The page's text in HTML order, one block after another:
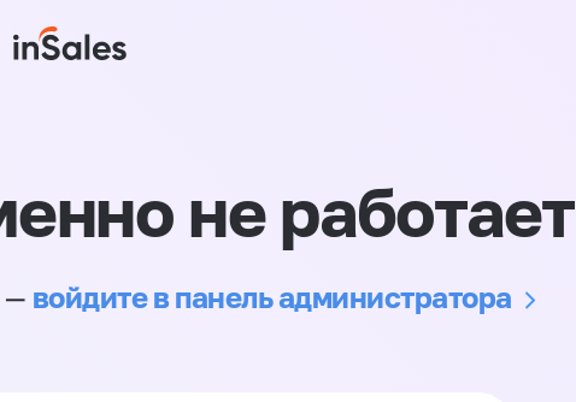
не работает
— войдите в панель администратора